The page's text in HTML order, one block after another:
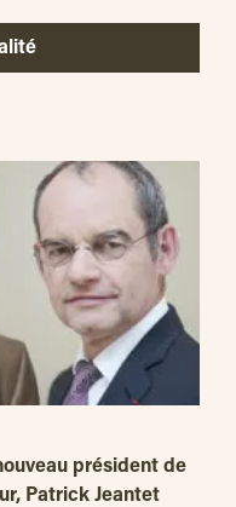
président de
Patrick Jeantet